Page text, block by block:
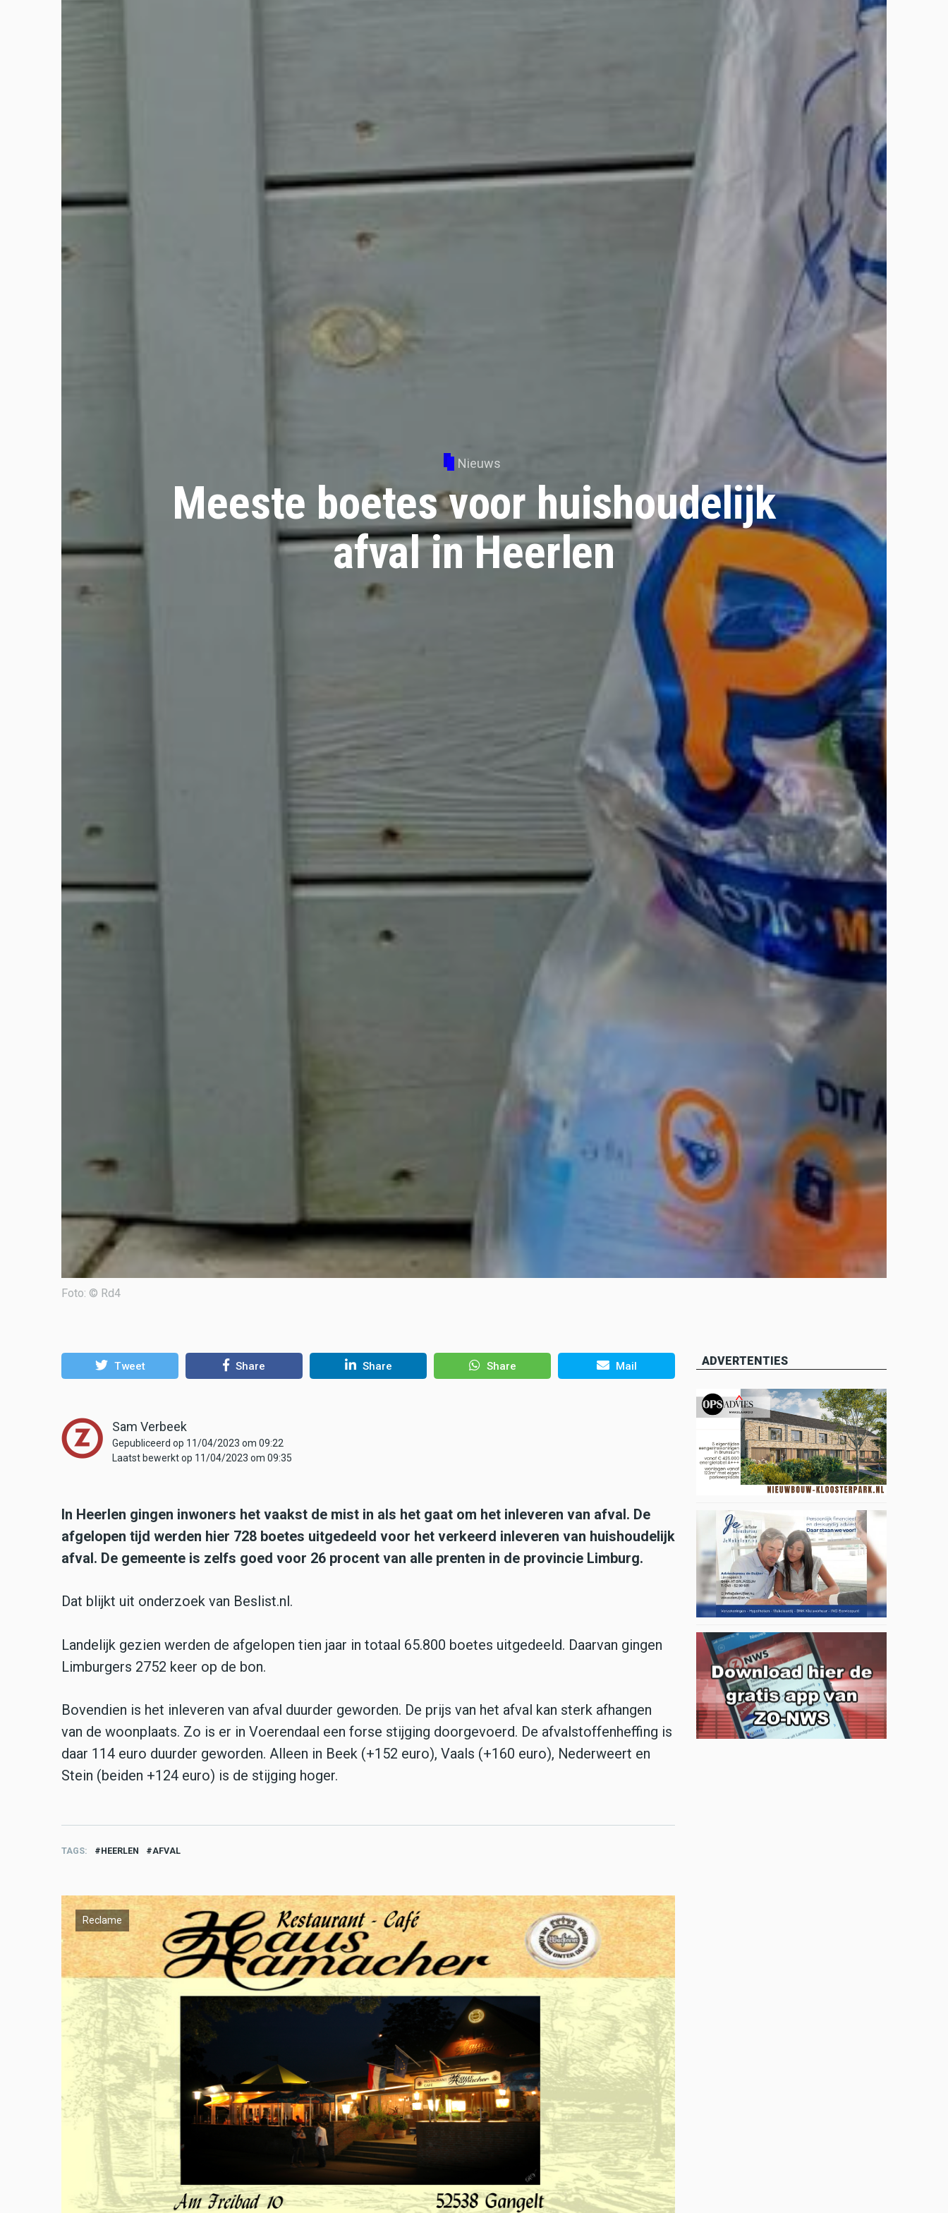
Nieuws
Meeste boetes voor huishoudelijk
afval in Heerlen
Foto: © Rd4
Tweet Share Share Share Mail
Sam Verbeek
Gepubliceerd op 11/04/2023 om 09:22
Laatst bewerkt op 11/04/2023 om 09:35
In Heerlen gingen inwoners het vaakst de mist in als het gaat om het inleveren van afval. De
afgelopen tijd werden hier 728 boetes uitgedeeld voor het verkeerd inleveren van huishoudelijk
afval. De gemeente is zelfs goed voor 26 procent van alle prenten in de provincie Limburg.
Dat blijkt uit onderzoek van Beslist.nl.
Landelijk gezien werden de afgelopen tien jaar in totaal 65.800 boetes uitgedeeld. Daarvan gingen
Limburgers 2752 keer op de bon.
Bovendien is het inleveren van afval duurder geworden. De prijs van het afval kan sterk afhangen
van de woonplaats. Zo is er in Voerendaal een forse stijging doorgevoerd. De afvalstoffenheffing is
daar 114 euro duurder geworden. Alleen in Beek (+152 euro), Vaals (+160 euro), Nederweert en
Stein (beiden +124 euro) is de stijging hoger.
TAGS HEERLEN AFVAL
Reclame
ADVERTENTIES